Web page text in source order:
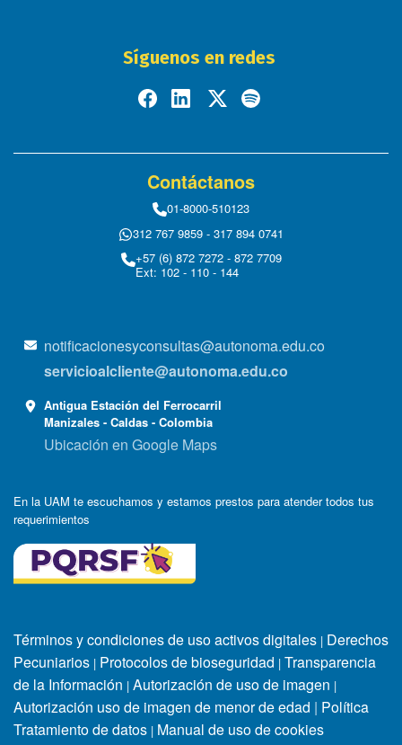
Síguenos en redes
Contáctanos
01-8000-510123
312 767 9859 - 317 894 0741
+57 (6) 872 7272 - 872 7709
Ext: 102 - 110 - 144
notificacionesyconsultas@autonoma.edu.co
servicioalcliente@autonoma.edu.co
Antigua Estación del Ferrocarril
Manizales - Caldas - Colombia
Ubicación en Google Maps
En la UAM te escuchamos y estamos prestos para atender todos tus
requerimientos
Términos y condiciones de uso activos digitales | Derechos
Pecuniarios | Protocolos de bioseguridad | Transparencia
de la Información | Autorización de uso de imagen |
Autorización uso de imagen de menor de edad | Política
Tratamiento de datos | Manual de uso de cookies